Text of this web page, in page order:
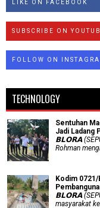
LIKE ON FACEBOOK
SUBSCRIBE ON
FOLLOW ON
TECHNOLOGY
Sentuhan
Jadi Ladang
𝗕𝗟𝗢𝗥𝗔
Rohman
Kodim
𝗕𝗟𝗢𝗥𝗔
masyarakat